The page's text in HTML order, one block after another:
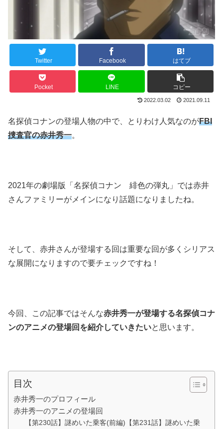
Twitter Facebook はてブ
Pocket LINE コピー
2022.03.02 2021.09.11
名探偵コナンの登場人物の中で、とりわけ人気なのがFBI
捜査官の赤井秀一。
2021年の劇場版「名探偵コナン 緋色の弾丸」では赤井
さんファミリーがメインになり話題になりましたね。
そして、赤井さんが登場する回は重要な回が多くシリアス
な展開になりますので要チェックですね！
今回、この記事ではそんな赤井秀一が登場する名探偵コナ
ンのアニメの登場回を紹介していきたいと思います。
目次
赤井秀一のプロフィール
赤井秀一のアニメの登場回
【第230話】謎めいた乗客(前編)【第231話】謎めいた乗